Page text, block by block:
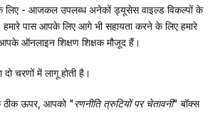
लिए - आजकल उपलब्ध अनेकों ड्यूसेस वाइल्ड विकल्पों के
पास आपके लिए आगे भी सहायता करने के लिए हमारे
ऑनलाइन शिक्षण शिक्षक मौजूद हैं।
दो चरणों में लागू होती है।
ठीक ऊपर, आपको "रणनीति त्रुटियों पर चेतावनी" बॉक्स